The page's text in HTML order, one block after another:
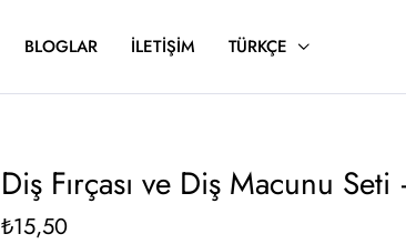
BLOGLAR İLETIŞIM TÜRKÇE
Diş Fırçası ve Diş Macunu
₺15,50